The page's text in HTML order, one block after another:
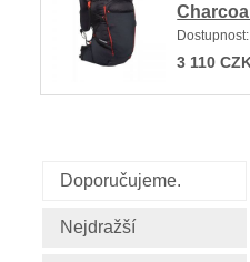
Charcoal
3 110
Doporučujeme.
Nejdražší